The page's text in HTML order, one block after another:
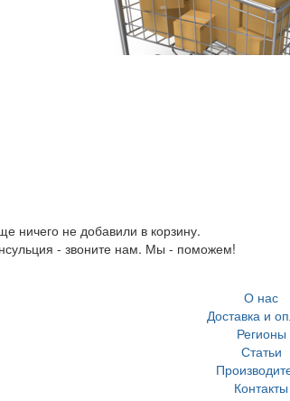
ничего не добавили в корзину.
- звоните нам. Мы - поможем!
О нас
Доставка и
Регионы
Статьи
Контакты